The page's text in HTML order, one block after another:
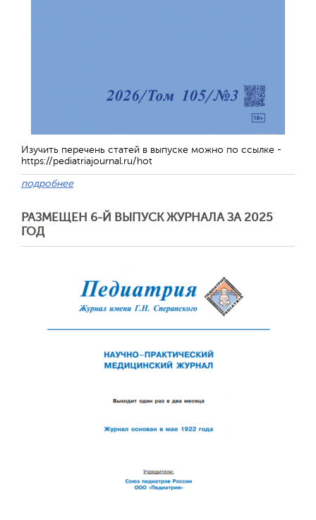
Изучить перечень статей в выпуске можно по ссылке -
https://pediatriajournal.ru/hot
подробнее
РАЗМЕЩЕН 6-Й ВЫПУСК ЖУРНАЛА ЗА 2025
ГОД
Обратная